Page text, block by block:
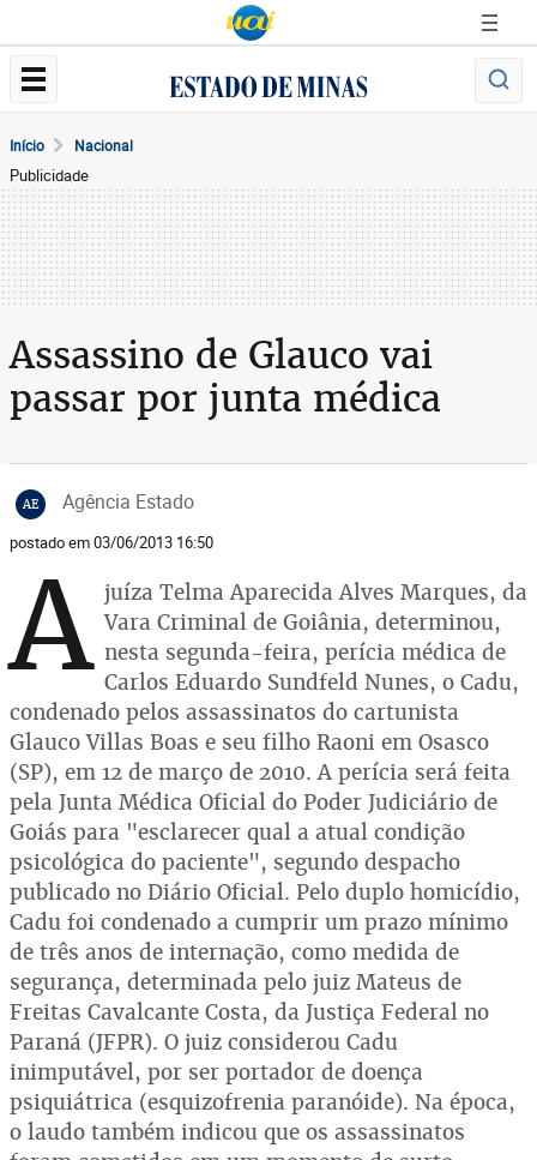
Início Nacional
Publicidade
Assassino de Glauco vai
passar por junta médica
AE Agência Estado
postado em 03/06/2013 16:50
A juíza Telma Aparecida Alves Marques, da
Vara Criminal de Goiânia, determinou,
nesta segunda-feira, perícia médica de
Carlos Eduardo Sundfeld Nunes, o Cadu,
condenado pelos assassinatos do cartunista
Glauco Villas Boas e seu filho Raoni em Osasco
(SP), em 12 de março de 2010. A perícia será feita
pela Junta Médica Oficial do Poder Judiciário de
Goiás para "esclarecer qual a atual condição
psicológica do paciente", segundo despacho
publicado no Diário Oficial. Pelo duplo homicídio,
Cadu foi condenado a cumprir um prazo mínimo
de três anos de internação, como medida de
segurança, determinada pelo juiz Mateus de
Freitas Cavalcante Costa, da Justiça Federal no
Paraná (JFPR). O juiz considerou Cadu
inimputável, por ser portador de doença
psiquiátrica (esquizofrenia paranóide). Na época,
o laudo também indicou que os assassinatos